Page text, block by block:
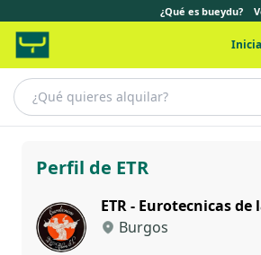
¿Qué es bueydu?
Perfil de ETR
ETR - Eurotecnicas de
Burgos